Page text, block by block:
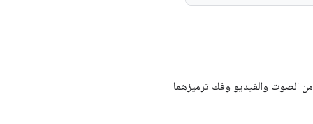
الصوت والفيديو وفك ترميزهما